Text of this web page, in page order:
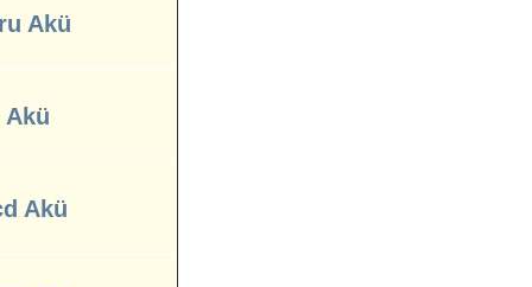
Akü
Akü
Akü